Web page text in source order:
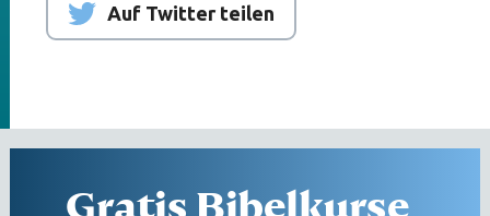
Auf Twitter teilen